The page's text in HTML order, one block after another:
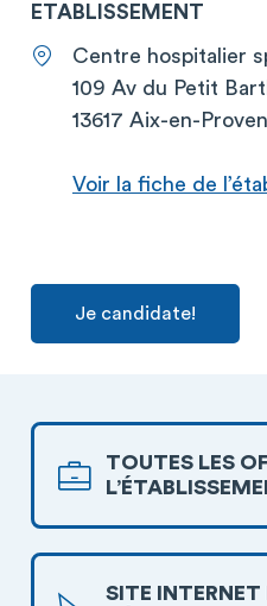
ETABLISSEMENT
Centre hospitalier
109 Av du Petit
13617 Aix-en-
Voir la fiche de
Je candidate!
TOUTES LES
SITE INTERNET